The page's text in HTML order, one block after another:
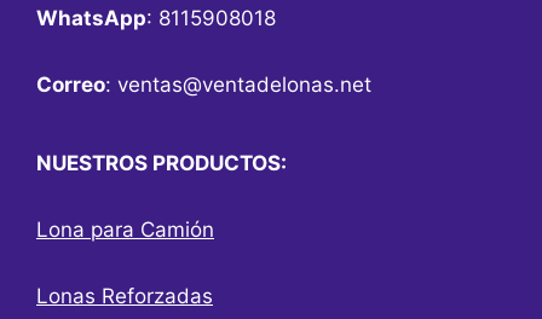
WhatsApp: 8115908018
Correo: ventas@ventadelonas.net
NUESTROS PRODUCTOS:
Lona para Camión
Lonas Reforzadas